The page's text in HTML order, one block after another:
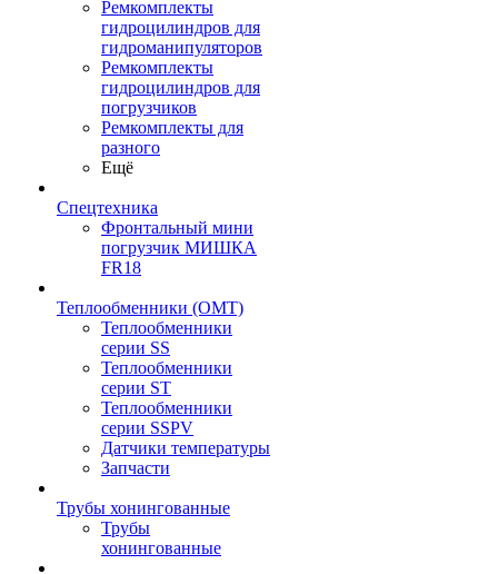
Ремкомплекты
гидроцилиндров для
гидроманипуляторов
Ремкомплекты
гидроцилиндров для
погрузчиков
Ремкомплекты для
разного
Ещё
Спецтехника
Фронтальный мини
погрузчик МИШКА
FR18
Теплообменники (OMT)
Теплообменники
серии SS
Теплообменники
серии ST
Теплообменники
серии SSPV
Датчики температуры
Запчасти
Трубы хонингованные
Трубы
хонингованные